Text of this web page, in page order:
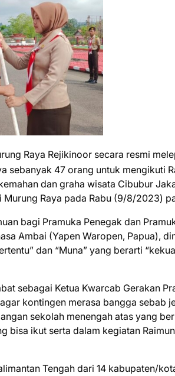
Raya Rejikinoor secara resmi
sebanyak 47 orang untuk mengikuti
dan graha wisata Cibubur
Raya pada Rabu (9/8/2023)
bagi Pramuka Penegak dan
Ambai (Yapen Waropen, Papua),
dan “Muna” yang berarti
sebagai Ketua Kwarcab Gerakan
kontingen merasa bangga sebab
sekolah menengah atas yang
bisa ikut serta dalam kegiatan
Tengah dari 14 kabupaten/